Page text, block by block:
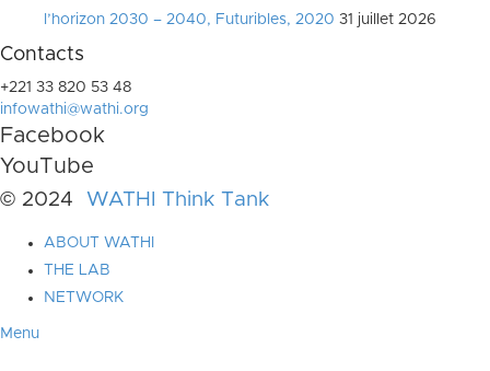
l’horizon 2030 – 2040, Futuribles, 2020 31 juillet 2026
Contacts
+221 33 820 53 48
infowathi@wathi.org
Facebook
YouTube
© 2024 WATHI Think Tank
ABOUT WATHI
THE LAB
NETWORK
Menu